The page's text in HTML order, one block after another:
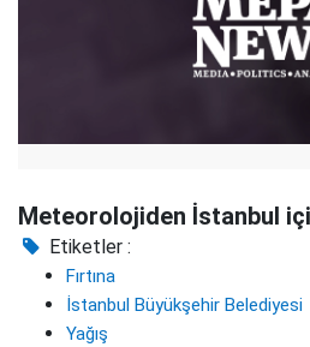
Meteorolojiden İstanbul
Etiketler :
Fırtına
İstanbul Büyükşehir Belediyesi
Yağış